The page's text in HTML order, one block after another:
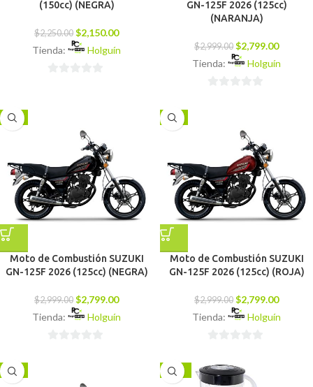
(150cc) (NEGRA)
$2,250.00 $2,150.00
Tienda:
Holguín
GN-125F 2026 (125cc)
(NARANJA)
$2,999.00 $2,799.00
Tienda:
Holguín
-7%
Moto de Combustión SUZUKI
GN-125F 2026 (125cc) (NEGRA)
$2,999.00 $2,799.00
Tienda:
Holguín
-7%
Moto de Combustión SUZUKI
GN-125F 2026 (125cc) (ROJA)
$2,999.00 $2,799.00
Tienda:
Holguín
de
-7% -34%